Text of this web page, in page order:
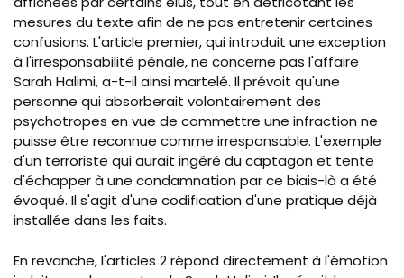
mesures du texte afin de ne pas entretenir certaines
confusions. L'article premier, qui introduit une exception
à l'irresponsabilité pénale, ne concerne pas l'affaire
Sarah Halimi, a-t-il ainsi martelé. Il prévoit qu'une
personne qui absorberait volontairement des
psychotropes en vue de commettre une infraction ne
puisse être reconnue comme irresponsable. L'exemple
d'un terroriste qui aurait ingéré du captagon et tente
d'échapper à une condamnation par ce biais-là a été
évoqué. Il s'agit d'une codification d'une pratique déjà
installée dans les faits.
En revanche, l'articles 2 répond directement à l'émotion